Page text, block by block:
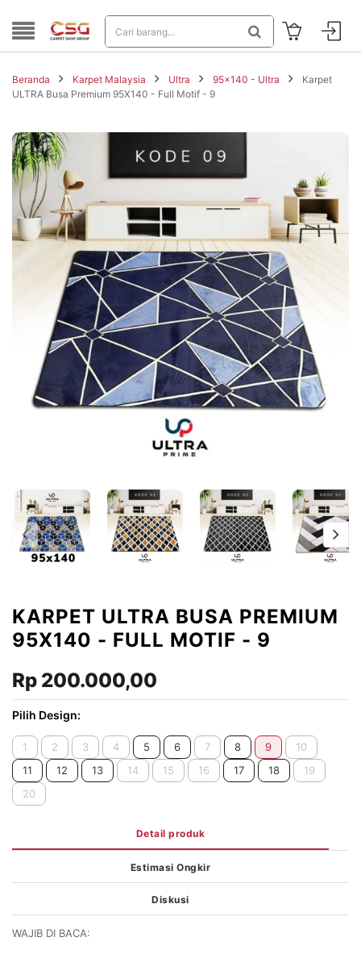
Beranda Karpet Malaysia Ultra 95x140 - Ultra
Karpet
ULTRA Busa Premium 95X140 - Full Motif - 9
KARPET ULTRA BUSA PREMIUM
95X140 - FULL MOTIF - 9
Rp 200.000,00
Pilih Design:
1 2 3 4 5 6 7 8 9
10
11
12 13 14 15 16 17 18
19
20
Detail produk
Estimasi Ongkir
Diskusi
WAJIB DI BACA: